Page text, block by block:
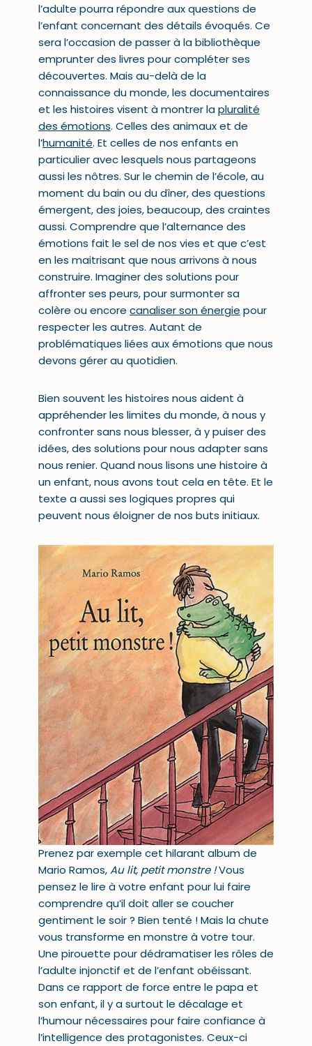
l’adulte pourra répondre aux questions de
l’enfant concernant des détails évoqués. Ce
sera l’occasion de passer à la bibliothèque
emprunter des livres pour compléter ses
découvertes. Mais au-delà de la
connaissance du monde, les documentaires
et les histoires visent à montrer lapluralité
des émotions. Celles des animaux et de
l’humanité. Et celles de nos enfants en
particulier avec lesquels nous partageons
aussi les nôtres. Sur le chemin de l’école, au
moment du bain ou du dîner, des questions
émergent, des joies, beaucoup, des craintes
aussi. Comprendre que l’alternance des
émotions fait le sel de nos vies et que c’est
en les maitrisant que nous arrivons à nous
construire. Imaginer des solutions pour
affronter ses peurs, pour surmonter sa
colère ou encore canaliser son énergie pour
respecter les autres. Autant de
problématiques liées aux émotions que nous
devons gérer au quotidien.
Bien souvent les histoires nous aident à
appréhender les limites du monde, à nous y
confronter sans nous blesser, à y puiser des
idées, des solutions pour nous adapter sans
nous renier. Quand nous lisons une histoire à
un enfant, nous avons tout cela en tête. Et le
texte a aussi ses logiques propres qui
peuvent nous éloigner de nos buts initiaux.
Prenez par exemple cet hilarant album de
Mario Ramos,Au lit, petit monstre !Vous
pensez le lire à votre enfant pour lui faire
comprendre qu’il doit aller se coucher
gentiment le soir ? Bien tenté ! Mais la chute
vous transforme en monstre à votre tour.
Une pirouette pour dédramatiser les rôles de
l’adulte injonctif et de l’enfant obéissant.
Dans ce rapport de force entre le papa et
son enfant, il y a surtout le décalage et
l’humour nécessaires pour faire confiance à
l’intelligence des protagonistes. Ceux-ci